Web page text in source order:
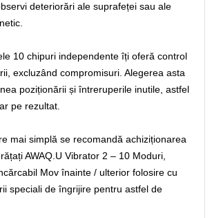
deteriorări ale suprafeței sau ale
10 chipuri independente îți oferă control
excluzând compromisuri. Alegerea asta
poziționării și întreruperile inutile, astfel
pe rezultat.
mai simplă se recomandă achiziționarea
AWAQ.U Vibrator 2 – 10 Moduri,
Mov înainte / ulterior folosire cu
speciali de îngrijire pentru astfel de